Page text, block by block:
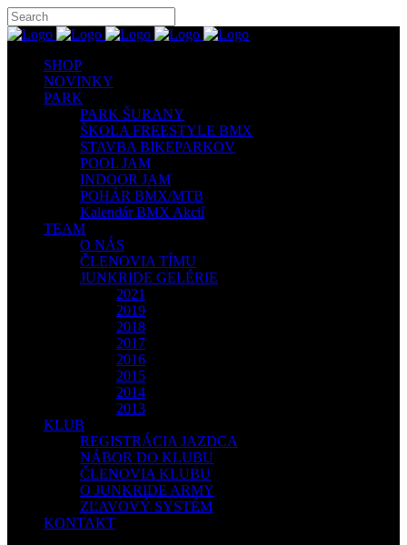
SHOP
NOVINKY
PARK
PARK ŠURANY
ŠKOLA FREESTYLE BMX
STAVBA BIKEPARKOV
POOL JAM
INDOOR JAM
POHÁR BMX/MTB
Kalendár BMX Akcií
TEAM
O NÁS
ČLENOVIA TÍMU
JUNKRIDE GELÉRIE
2021
2019
2018
2017
2016
2015
2014
2013
KLUB
REGISTRÁCIA JAZDCA
NÁBOR DO KLUBU
ČLENOVIA KLUBU
O JUNKRIDE ARMY
ZĽAVOVÝ SYSTÉM
KONTAKT